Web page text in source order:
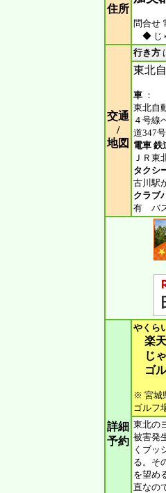
住所
問合せ
◆ じ
交通
/
地図
行き方
東北
車 ：
東北自
４号線
道347
電車 鉄
ＪＲ
タクシ
古川駅
クラブ
有 バス
詳細
予約
やくら
楽
じ
ゴ
※ 宮城
ゴルフ
東北の
被害発
くブッ
る。そ
を望め
直なの